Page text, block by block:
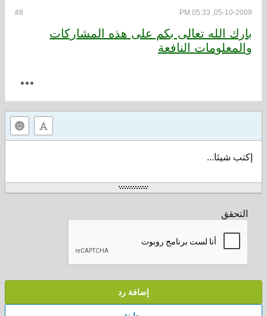
#8 05-10-2009, 05:33 PM
بارك الله تعالى بكم على هذه المشاركات
والمعلومات النافعة
إكتب شيئا...
التحقق
إضافة رد